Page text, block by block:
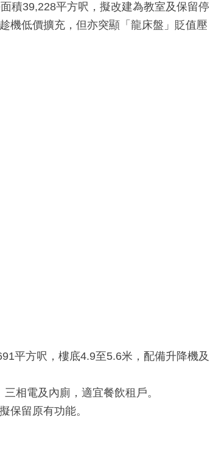
積39,228平方呎，擬改建為教室及保留停
機低價擴充，但亦突顯「龍床盤」貶值壓
平方呎，樓底4.9至5.6米，配備升降機及
相電及內廁，適宜餐飲租戶。
保留原有功能。